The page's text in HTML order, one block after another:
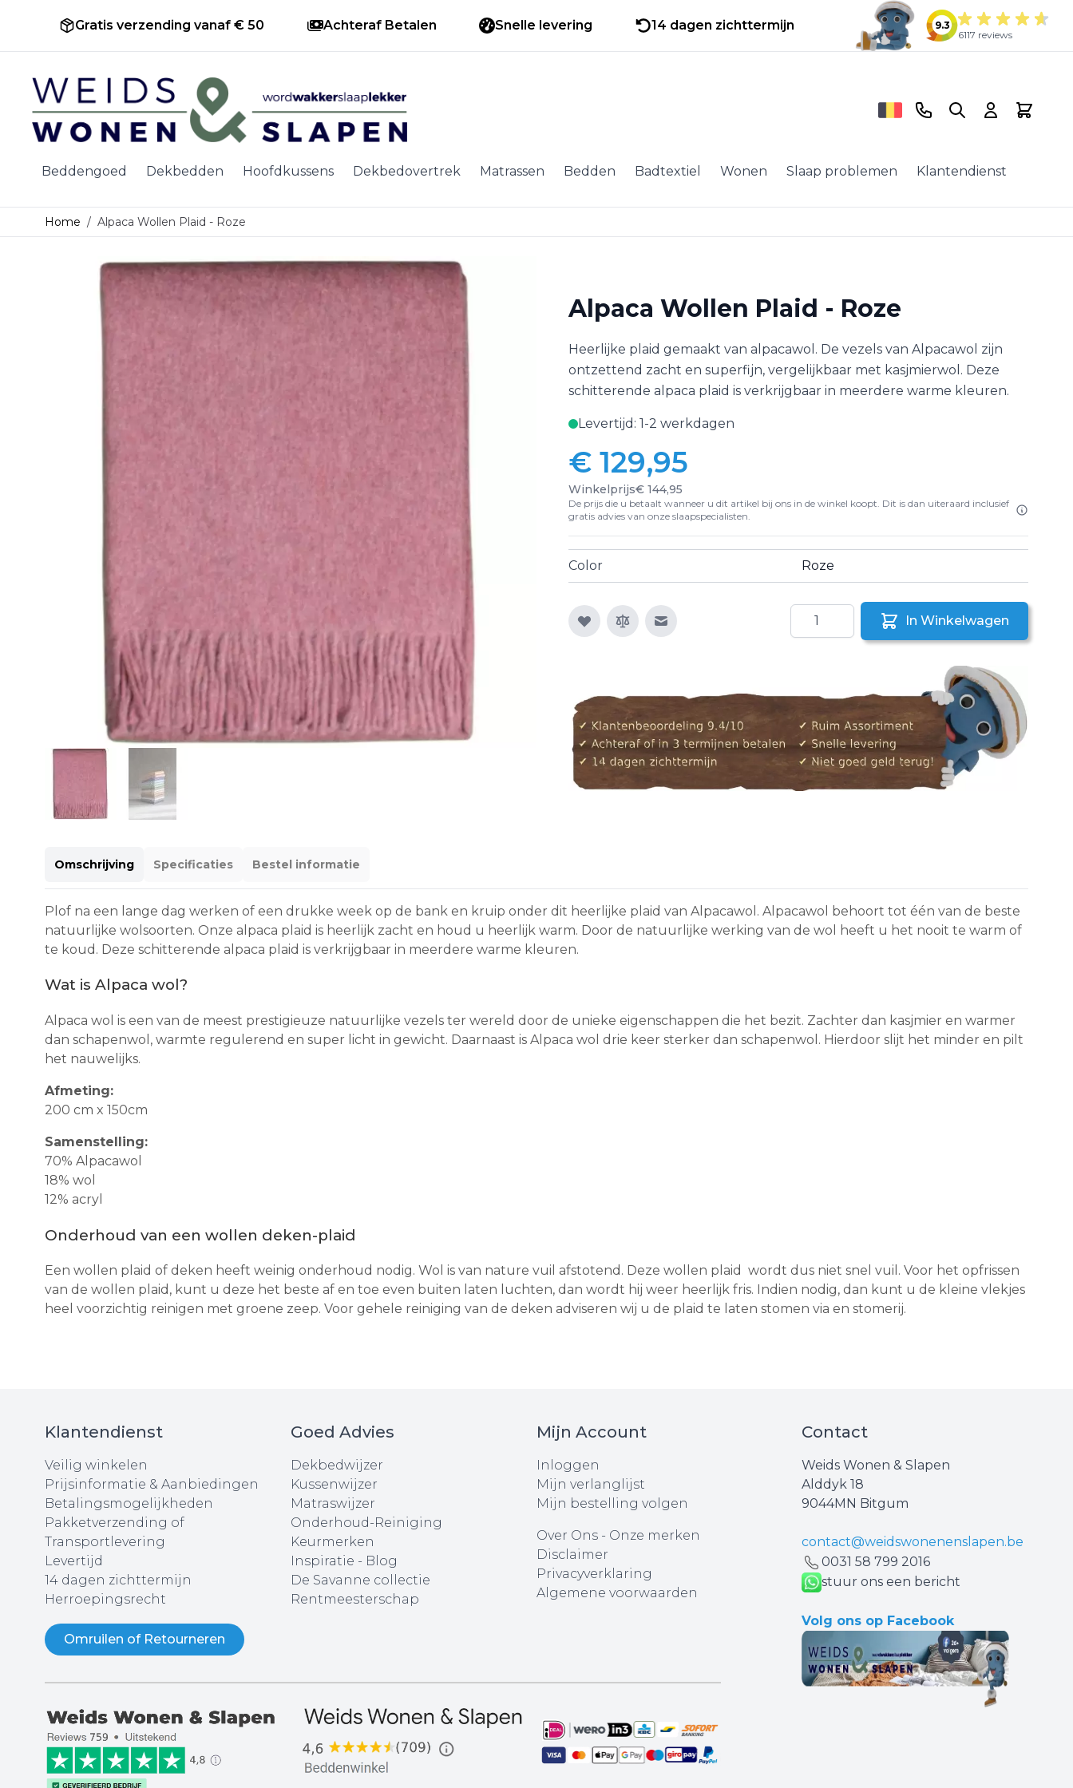
Gratis verzending vanaf € 50 Achteraf Betalen Snelle levering 14 dagen zichttermijn
9.3
6117 reviews
Ga naar de inhoud
Beddengoed Dekbedden Hoofdkussens Dekbedovertrek Matrassen Bedden Badtextiel Wonen Slaap problemen Klantendienst
Telefoonnummer
Search Cart
Home / Alpaca Wollen Plaid - Roze
Alpaca Wollen Plaid - Roze
Heerlijke plaid gemaakt van alpacawol. De vezels van Alpacawol zijn
ontzettend zacht en superfijn, vergelijkbaar met kasjmierwol. Deze
schitterende alpaca plaid is verkrijgbaar in meerdere warme kleuren.
Levertijd: 1-2 werkdagen
€ 129,95
Winkelprijs€ 144,95
De prijs die u betaalt wanneer u dit artikel bij ons in de winkel koopt. Dit is dan uiteraard inclusief
gratis advies van onze slaapspecialisten.
Color Roze
E-mail naar een vriend
Aantal
In Winkelwagen
Omschrijving Specificaties Bestel informatie
Plof na een lange dag werken of een drukke week op de bank en kruip onder dit heerlijke plaid van Alpacawol. Alpacawol behoort tot één van de beste
natuurlijke wolsoorten. Onze alpaca plaid is heerlijk zacht en houd u heerlijk warm. Door de natuurlijke werking van de wol heeft u het nooit te warm of
te koud. Deze schitterende alpaca plaid is verkrijgbaar in meerdere warme kleuren.
Wat is Alpaca wol?
Alpaca wol is een van de meest prestigieuze natuurlijke vezels ter wereld door de unieke eigenschappen die het bezit. Zachter dan kasjmier en warmer
dan schapenwol, warmte regulerend en super licht in gewicht. Daarnaast is Alpaca wol drie keer sterker dan schapenwol. Hierdoor slijt het minder en pilt
het nauwelijks.
Afmeting:
200 cm x 150cm
Samenstelling:
70% Alpacawol
18% wol
12% acryl
Onderhoud van een wollen deken-plaid
Een wollen plaid of deken heeft weinig onderhoud nodig. Wol is van nature vuil afstotend. Deze wollen plaid wordt dus niet snel vuil. Voor het opfrissen
van de wollen plaid, kunt u deze het beste af en toe even buiten laten luchten, dan wordt hij weer heerlijk fris. Indien nodig, dan kunt u de kleine vlekjes
heel voorzichtig reinigen met groene zeep. Voor gehele reiniging van de deken adviseren wij u de plaid te laten stomen via en stomerij.
Klantendienst
Veilig winkelen
Prijsinformatie & Aanbiedingen
Betalingsmogelijkheden
Pakketverzending of
Transportlevering
Levertijd
14 dagen zichttermijn
Herroepingsrecht
Omruilen of Retourneren
Goed Advies
Dekbedwijzer
Kussenwijzer
Matraswijzer
Onderhoud-Reiniging
Keurmerken
Inspiratie - Blog
De Savanne collectie
Rentmeesterschap
Mijn Account
Inloggen
Mijn verlanglijst
Mijn bestelling volgen
Over Ons- Onze merken
Disclaimer
Privacyverklaring
Algemene voorwaarden
Contact
Weids Wonen & Slapen
Alddyk 18
9044MN Bitgum
contact@weidswonenenslapen.be
0031 ‪58 799 2016‬
stuur ons een bericht
Volg ons op Facebook